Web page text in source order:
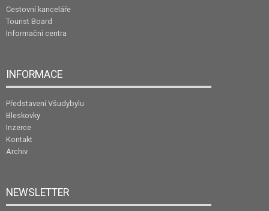
Cestovní kanceláře
Tourist Board
Informační centra
INFORMACE
Představení Všudybylu
Bleskovky
Inzerce
Kontakt
Archiv
NEWSLETTER